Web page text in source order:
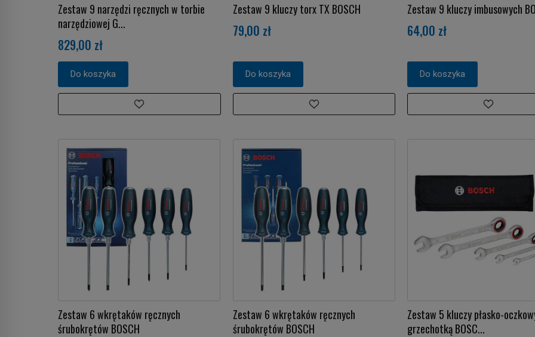
Zestaw 9 narzędzi ręcznych w torbie
narzędziowej G...
829,00 zł
Do koszyka
Zestaw 9 kluczy torx TX BOSCH
79,00 zł
Do koszyka
Zestaw 9 kluczy imbusowych
64,00 zł
Do koszyka
Zestaw 6 wkrętaków ręcznych
śrubokrętów BOSCH
Zestaw 6 wkrętaków ręcznych
śrubokrętów BOSCH
Zestaw 5 kluczy płasko-
grzechotką BOSC...